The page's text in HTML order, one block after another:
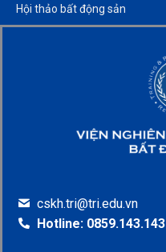
Hội thảo bất động sản​
cskh.tri@tri.edu.vn
Hotline: 0859.143.143